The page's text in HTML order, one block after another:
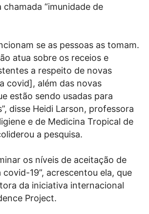
“imunidade de
se as pessoas as tomam.
atua sobre os receios e
a respeito de novas
covid], além das novas
estão sendo usadas para
disse Heidi Larson, professora
e de Medicina Tropical de
a pesquisa.
os níveis de aceitação de
19”, acrescentou ela, que
da iniciativa internacional
Project.